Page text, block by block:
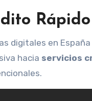
digitales en
hacia servicios